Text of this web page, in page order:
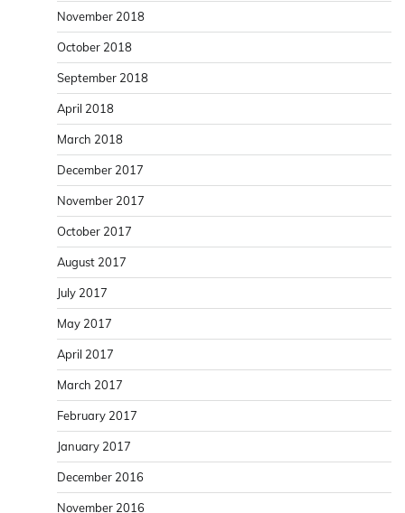
November 2018
October 2018
September 2018
April 2018
March 2018
December 2017
November 2017
October 2017
August 2017
July 2017
May 2017
April 2017
March 2017
February 2017
January 2017
December 2016
November 2016